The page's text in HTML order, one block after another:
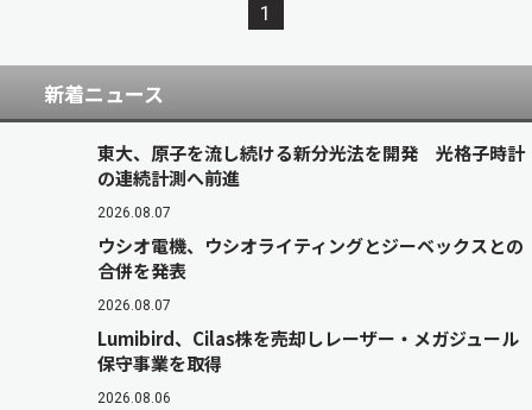
1
新着ニュース
東大、原子を流し続ける新分光法を開発 光格子時計
の連続計測へ前進
2026.08.07
ウシオ電機、ウシオライティングとジーベックスとの
合併を発表
2026.08.07
Lumibird、Cilas株を売却しレーザー・メガジュール
保守事業を取得
2026.08.06